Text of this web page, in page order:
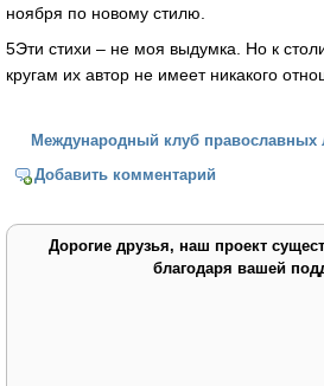
ноября по новому стилю.
5Эти стихи – не моя выдумка. Но к
кругам их автор не имеет никакого
Международный клуб православных
Добавить комментарий
Дорогие друзья, наш проект
благодаря вашей